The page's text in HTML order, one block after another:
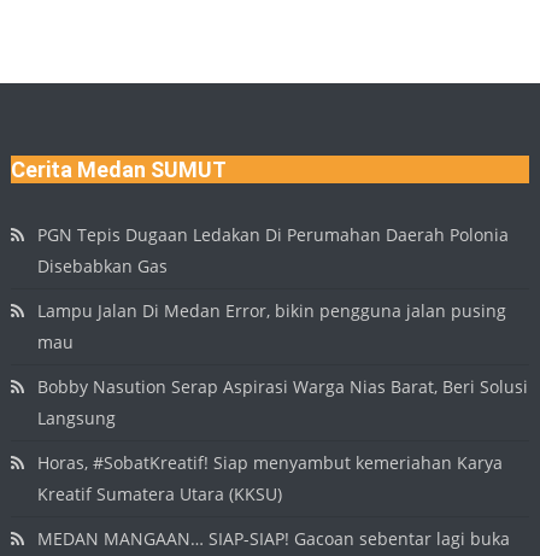
Cerita Medan SUMUT
PGN Tepis Dugaan Ledakan Di Perumahan Daerah Polonia
Disebabkan Gas
Lampu Jalan Di Medan Error, bikin pengguna jalan pusing
mau
Bobby Nasution Serap Aspirasi Warga Nias Barat, Beri Solusi
Langsung
Horas, #SobatKreatif! Siap menyambut kemeriahan Karya
Kreatif Sumatera Utara (KKSU)
MEDAN MANGAAN… SIAP-SIAP! Gacoan sebentar lagi buka